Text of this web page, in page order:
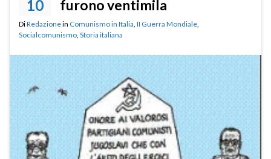
10
furono ventimila
DiRedazionein Comunismo in Italia II Guerra Mondiale
Socialcomunismo Storia italiana